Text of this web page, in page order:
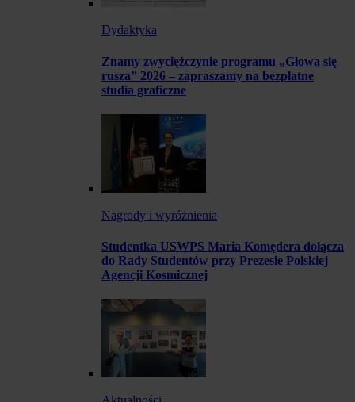
Dydaktyka
Znamy zwyciężczynie programu „Głowa się
rusza” 2026 – zapraszamy na bezpłatne
studia graficzne
Nagrody i wyróżnienia
Studentka USWPS Maria Komędera dołącza
do Rady Studentów przy Prezesie Polskiej
Agencji Kosmicznej